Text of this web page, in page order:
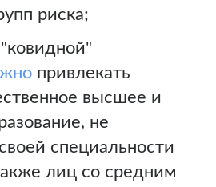
риска;
привлекать
высшее и
не
специальности
лиц со средним